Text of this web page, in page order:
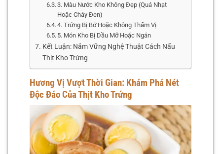
3. Màu Nước Kho Không Đẹp (Quá Nhạt
Hoặc Cháy Đen)
4. Trứng Bị Bở Hoặc Không Thấm Vị
5. Món Kho Bị Dầu Mỡ Hoặc Ngán
Kết Luận: Nắm Vững Nghệ Thuật Cách Nấu
Thịt Kho Trứng
Hương Vị Vượt Thời Gian: Khám Phá Nét
Độc Đáo Của Thịt Kho Trứng